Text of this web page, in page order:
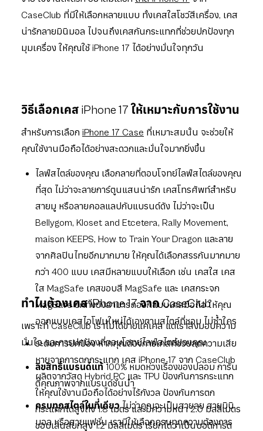
CaseClub ที่มีให้เลือกหลายแบบ ทั้งเคสใสโชว์สีเครื่อง, เคส
น่ารักลายมินิมอล ไปจนถึงเคสกันกระแทกที่ช่วยปกป้องทุก
มุมเครื่อง ให้คุณใช้ iPhone 17 ได้อย่างมั่นใจทุกวัน
วิธีเลือกเคส iPhone 17 ให้เหมาะกับการใช้งาน
สำหรับการเลือก iPhone 17 Case ที่เหมาะสมนั้น จะช่วยให้
คุณใช้งานมือถือได้อย่างสะดวกและมั่นใจมากยิ่งขึ้น
ไลฟ์สไตล์ของคุณ เลือกลายที่ตอบโจทย์ไลฟ์สไตล์ของคุณ
ที่สุด ไม่ว่าจะลายการ์ตูนแสนน่ารัก เคสโทรศัพท์สำหรับ
สายมู หรือลายคอลแลปกับแบรนด์ดัง ไม่ว่าจะเป็น
Bellygom, Kloset and Etcetera, Rally Movement,
maison KEEPS, How to Train Your Dragon และลาย
จากศิลปินไทยอีกมากมาย ให้คุณได้เลือกสรรกันมากมาย
กว่า 400 แบบ เคสมีหลายแบบให้เลือก เช่น เคสใส เคส
ใส MagSafe เคสขอบสี MagSafe และ เคสกระจก
MagSafe อีกทั้งยังสามารถออกแบบเคสมือถือ ให้คุณ
ออกแบบเคสไอโฟนใหม่ได้เองตามสไตล์ที่ชอบ ไม่ซ้ำใคร
ระดับการปกป้อง หากคุณต้องการเคสที่ช่วยลดความเสีย
หายจากการตกกระแทก เคส iPhone 17 จาก CaseClub
ผลิตจากวัสดุ Hybrid PC และ TPU ป้องกันการกระแทก
ให้คุณใช้งานมือถือได้อย่างไร้กังวล ป้องกันการตก
กระแทกได้สูงถึง 1.8 เมตร และมีความหนา 2.0 มิลลิเมตร
ขอบเลนส์ยกสูง 1.2 มิลลิเมตร เรียกได้ว่าเป็นบอดี้การ์ด
ทำไมต้องเคส iPhone 17 จาก CaseClub
เพราะที่ CaseClub เราไม่ได้ขายแค่เคส แต่เราส่งมอบความ
มั่นใจ และการปกป้องที่ตอบโจทย์ไลฟ์สไตล์ของคุณ
ลิขสิทธิ์แบรนด์แท้ 100% หมดห่วงเรื่องของปลอม การัน
ตีคุณภาพจากแบรนด์ชั้นนำ
ครบทุกสไตล์ในที่เดียวไม่ว่าคุณจะเป็นสายลุย สายมินิ
มอล หรือสายแฟชั่น เรามีให้เลือกครบทุกความต้องการ